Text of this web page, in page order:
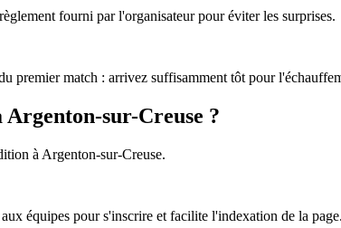
fourni par l'organisateur pour éviter les surprises.
premier match : arrivez suffisamment tôt pour
sur-Creuse ?
à Argenton-sur-Creuse.
équipes pour s'inscrire et facilite l'indexation de la page.